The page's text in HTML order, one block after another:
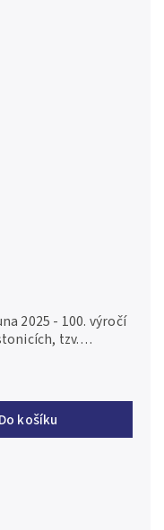
Do košíku
2025 - 100. výročí
tzv.
Aurea